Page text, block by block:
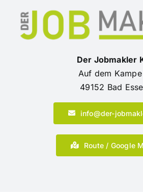
Der Jobmakler
Auf dem
49152 Bad
info@der-
Route / Google